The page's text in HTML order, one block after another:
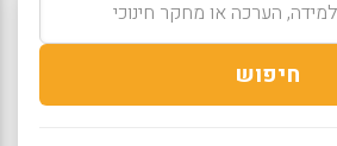
חיפוש